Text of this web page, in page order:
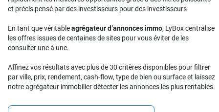
et précis pensé par des investisseurs pour des investisseurs
En tant que véritableagrégateur d’annonces immo, LyBox centralise
les offres issues de centaines de sites pour vous éviter de les
consulter une à une.
Affinez vos résultats avec plus de 30 critères disponibles pour filtrer
par ville, prix, rendement, cash-flow, type de bien ou surface et laissez
notre agrégateur immobilier détecter les annonces les plus rentables.